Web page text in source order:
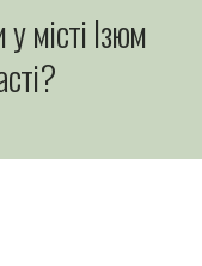
місті Ізюм